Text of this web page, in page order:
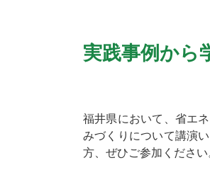
実践事例から
福井県において、省エ
みづくりについて講演
方、ぜひご参加ください